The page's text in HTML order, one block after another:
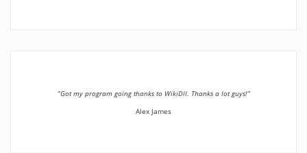
”Got my program going thanks to WikiDll. Thanks a lot guys!”
Alex James